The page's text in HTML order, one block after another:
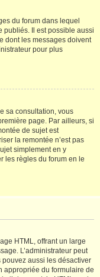
du forum dans lequel
publiés. Il est possible aussi
dont les messages doivent
pour plus
sa consultation, vous
page. Par ailleurs, si
de sujet est
la remontée n’est pas
simplement en y
les règles du forum en le
HTML, offrant un large
L’administrateur peut
aussi les désactiver
appropriée du formulaire de